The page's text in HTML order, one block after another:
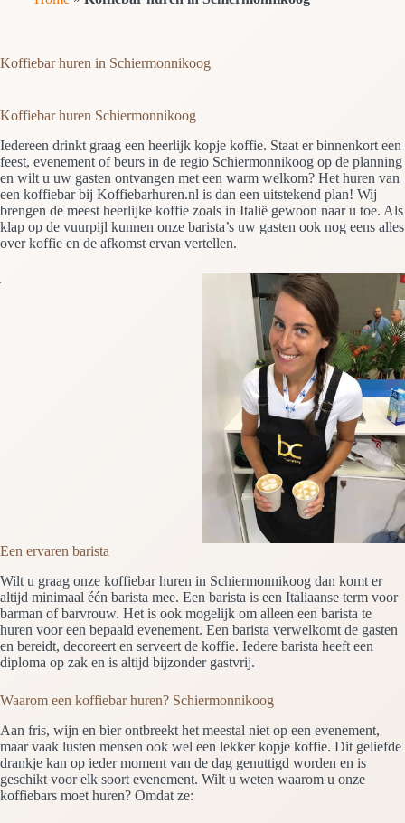
Koffiebar huren in Schiermonnikoog
Koffiebar huren Schiermonnikoog
Iedereen drinkt graag een heerlijk kopje koffie. Staat er binnenkort een
feest, evenement of beurs in de regio Schiermonnikoog op de planning
en wilt u uw gasten ontvangen met een warm welkom? Het huren van
een koffiebar bij Koffiebarhuren.nl is dan een uitstekend plan! Wij
brengen de meest heerlijke koffie zoals in Italië gewoon naar u toe. Als
klap op de vuurpijl kunnen onze barista’s uw gasten ook nog eens alles
over koffie en de afkomst ervan vertellen.
Een ervaren barista
Wilt u graag onze koffiebar huren in Schiermonnikoog dan komt er
altijd minimaal één barista mee. Een barista is een Italiaanse term voor
barman of barvrouw. Het is ook mogelijk om alleen een barista te
huren voor een bepaald evenement. Een barista verwelkomt de gasten
en bereidt, decoreert en serveert de koffie. Iedere barista heeft een
diploma op zak en is altijd bijzonder gastvrij.
Waarom een koffiebar huren? Schiermonnikoog
Aan fris, wijn en bier ontbreekt het meestal niet op een evenement,
maar vaak lusten mensen ook wel een lekker kopje koffie. Dit geliefde
drankje kan op ieder moment van de dag genuttigd worden en is
geschikt voor elk soort evenement. Wilt u weten waarom u onze
koffiebars moet huren? Omdat ze: